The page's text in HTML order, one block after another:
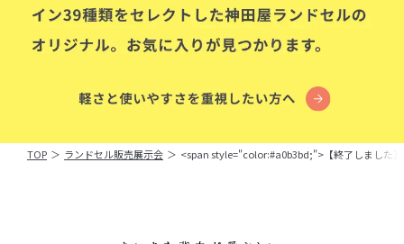
TOP ＞ ランドセル販売展示会 ＞ <span style="color:#a0b3bd;">【終了しました